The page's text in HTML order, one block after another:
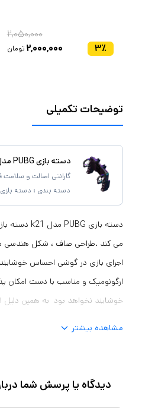
۳٪
۲,۰۵۰,۰۰۰
۲,۰۰۰,۰۰۰ تومان
توضیحات تکمیلی
دسته بازی PUBG مدل k21
گارانتی اصالت و سلامت
دسته بندی : دسته بازی
می کند .طراحی صاف ، شکل هندسی
اجرای بازی در گوشی احساس
ارگونومیک و مناسب با دست امکان
خوشایند نخواهد بود به همین دلیل
صورت است که تعدادی بازی کننده
مشاهده بیشتر
دیدگاه یا پرسش شما